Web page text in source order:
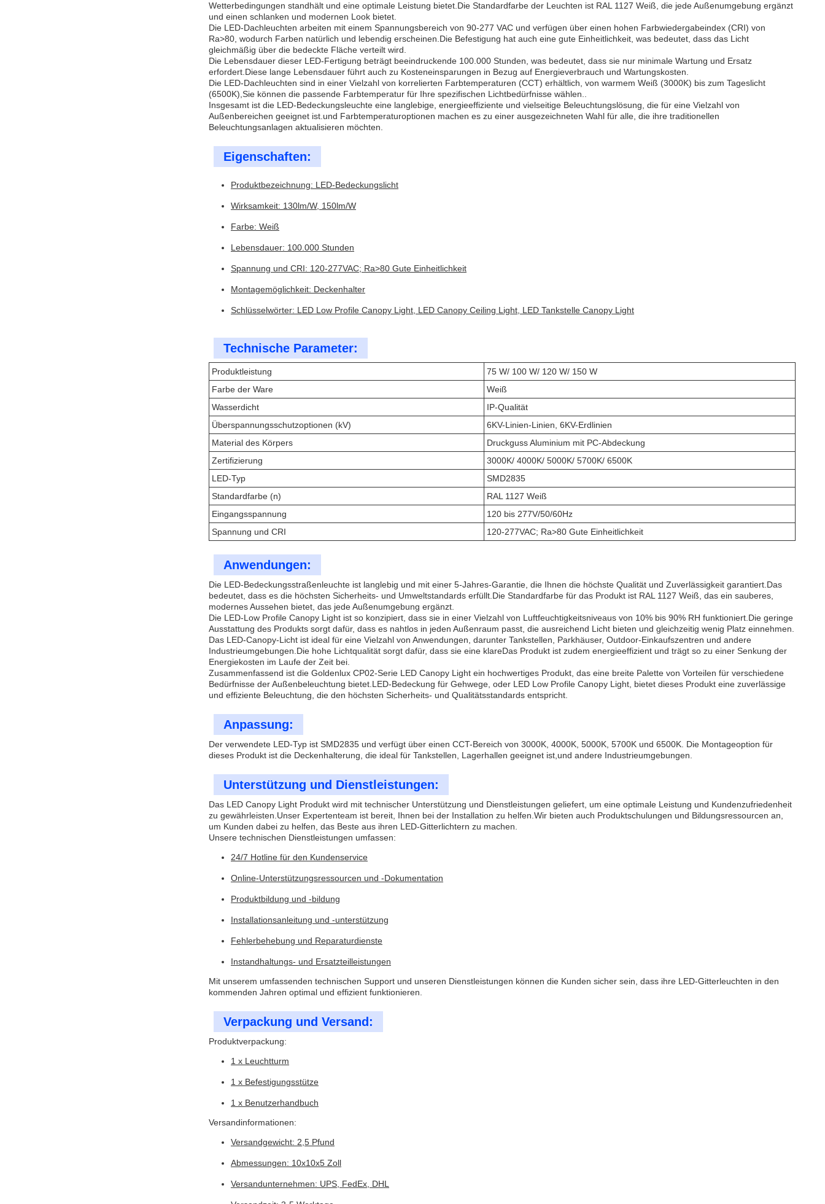
Wetterbedingungen standhält und eine optimale Leistung bietet.Die Standardfarbe der Leuchten ist RAL 1127 Weiß, die jede Außenumgebung ergänzt
und einen schlanken und modernen Look bietet.
Die LED-Dachleuchten arbeiten mit einem Spannungsbereich von 90-277 VAC und verfügen über einen hohen Farbwiedergabeindex (CRI) von
Ra>80, wodurch Farben natürlich und lebendig erscheinen.Die Befestigung hat auch eine gute Einheitlichkeit, was bedeutet, dass das Licht
gleichmäßig über die bedeckte Fläche verteilt wird.
Die Lebensdauer dieser LED-Fertigung beträgt beeindruckende 100.000 Stunden, was bedeutet, dass sie nur minimale Wartung und Ersatz
erfordert.Diese lange Lebensdauer führt auch zu Kosteneinsparungen in Bezug auf Energieverbrauch und Wartungskosten.
Die LED-Dachleuchten sind in einer Vielzahl von korrelierten Farbtemperaturen (CCT) erhältlich, von warmem Weiß (3000K) bis zum Tageslicht
(6500K),Sie können die passende Farbtemperatur für Ihre spezifischen Lichtbedürfnisse wählen..
Insgesamt ist die LED-Bedeckungsleuchte eine langlebige, energieeffiziente und vielseitige Beleuchtungslösung, die für eine Vielzahl von
Außenbereichen geeignet ist.und Farbtemperaturoptionen machen es zu einer ausgezeichneten Wahl für alle, die ihre traditionellen
Beleuchtungsanlagen aktualisieren möchten.
Eigenschaften:
Produktbezeichnung: LED-Bedeckungslicht
Wirksamkeit: 130lm/W, 150lm/W
Farbe: Weiß
Lebensdauer: 100.000 Stunden
Spannung und CRI: 120-277VAC; Ra>80 Gute Einheitlichkeit
Montagemöglichkeit: Deckenhalter
Schlüsselwörter: LED Low Profile Canopy Light, LED Canopy Ceiling Light, LED Tankstelle Canopy Light
Technische Parameter:
Produktleistung
75 W/ 100 W/ 120 W/ 150 W
Farbe der Ware
Weiß
Wasserdicht
IP-Qualität
Überspannungsschutzoptionen (kV)
6KV-Linien-Linien, 6KV-Erdlinien
Material des Körpers
Druckguss Aluminium mit PC-Abdeckung
Zertifizierung
3000K/ 4000K/ 5000K/ 5700K/ 6500K
LED-Typ
SMD2835
Standardfarbe (n)
RAL 1127 Weiß
Eingangsspannung
120 bis 277V/50/60Hz
Spannung und CRI
120-277VAC; Ra>80 Gute Einheitlichkeit
Anwendungen:
Die LED-Bedeckungsstraßenleuchte ist langlebig und mit einer 5-Jahres-Garantie, die Ihnen die höchste Qualität und Zuverlässigkeit garantiert.Das
bedeutet, dass es die höchsten Sicherheits- und Umweltstandards erfüllt.Die Standardfarbe für das Produkt ist RAL 1127 Weiß, das ein sauberes,
modernes Aussehen bietet, das jede Außenumgebung ergänzt.
Die LED-Low Profile Canopy Light ist so konzipiert, dass sie in einer Vielzahl von Luftfeuchtigkeitsniveaus von 10% bis 90% RH funktioniert.Die geringe
Ausstattung des Produkts sorgt dafür, dass es nahtlos in jeden Außenraum passt, die ausreichend Licht bieten und gleichzeitig wenig Platz einnehmen.
Das LED-Canopy-Licht ist ideal für eine Vielzahl von Anwendungen, darunter Tankstellen, Parkhäuser, Outdoor-Einkaufszentren und andere
Industrieumgebungen.Die hohe Lichtqualität sorgt dafür, dass sie eine klareDas Produkt ist zudem energieeffizient und trägt so zu einer Senkung der
Energiekosten im Laufe der Zeit bei.
Zusammenfassend ist die Goldenlux CP02-Serie LED Canopy Light ein hochwertiges Produkt, das eine breite Palette von Vorteilen für verschiedene
Bedürfnisse der Außenbeleuchtung bietet.LED-Bedeckung für Gehwege, oder LED Low Profile Canopy Light, bietet dieses Produkt eine zuverlässige
und effiziente Beleuchtung, die den höchsten Sicherheits- und Qualitätsstandards entspricht.
Anpassung:
Der verwendete LED-Typ ist SMD2835 und verfügt über einen CCT-Bereich von 3000K, 4000K, 5000K, 5700K und 6500K. Die Montageoption für
dieses Produkt ist die Deckenhalterung, die ideal für Tankstellen, Lagerhallen geeignet ist,und andere Industrieumgebungen.
Unterstützung und Dienstleistungen:
Das LED Canopy Light Produkt wird mit technischer Unterstützung und Dienstleistungen geliefert, um eine optimale Leistung und Kundenzufriedenheit
zu gewährleisten.Unser Expertenteam ist bereit, Ihnen bei der Installation zu helfen.Wir bieten auch Produktschulungen und Bildungsressourcen an,
um Kunden dabei zu helfen, das Beste aus ihren LED-Gitterlichtern zu machen.
Unsere technischen Dienstleistungen umfassen:
24/7 Hotline für den Kundenservice
Online-Unterstützungsressourcen und -Dokumentation
Produktbildung und -bildung
Installationsanleitung und -unterstützung
Fehlerbehebung und Reparaturdienste
Instandhaltungs- und Ersatzteilleistungen
Mit unserem umfassenden technischen Support und unseren Dienstleistungen können die Kunden sicher sein, dass ihre LED-Gitterleuchten in den
kommenden Jahren optimal und effizient funktionieren.
Verpackung und Versand:
Produktverpackung:
1 x Leuchtturm
1 x Befestigungsstütze
1 x Benutzerhandbuch
Versandinformationen:
Versandgewicht: 2,5 Pfund
Abmessungen: 10x10x5 Zoll
Versandunternehmen: UPS, FedEx, DHL